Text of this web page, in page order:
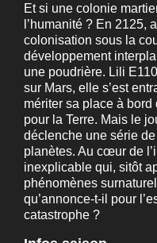
Et si une colonie
l’humanité ? En 2125,
colonisation sous la
développement
une poudrière. Lili
sur Mars, elle s’est
mériter sa place à bord
pour la Terre. Mais le
déclenche une série
planètes. Au cœur de
inexplicable qui, sitôt
phénomènes
qu’annonce-t-il pour
catastrophe ?